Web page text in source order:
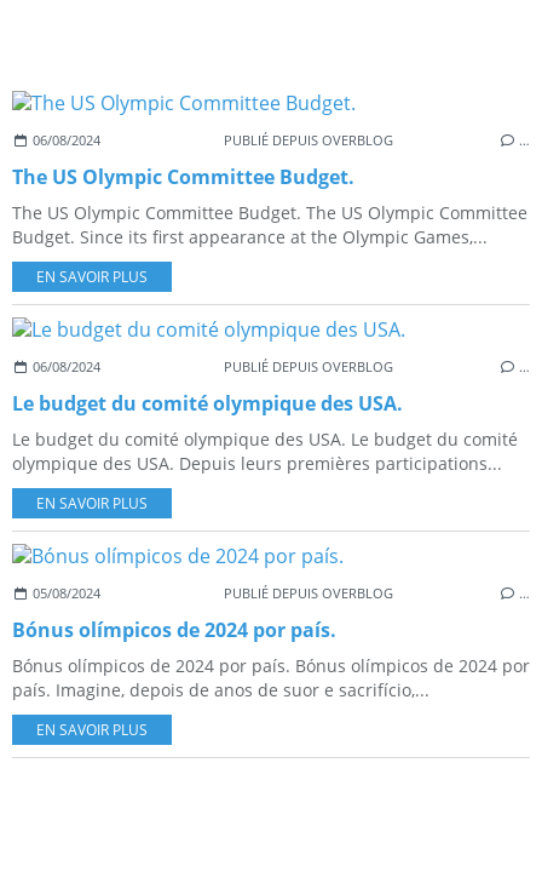
06/08/2024 PUBLIÉ DEPUIS OVERBLOG …
The US Olympic Committee Budget.
The US Olympic Committee Budget. The US Olympic Committee
Budget. Since its first appearance at the Olympic Games,...
EN SAVOIR PLUS
06/08/2024 PUBLIÉ DEPUIS OVERBLOG …
Le budget du comité olympique des USA.
Le budget du comité olympique des USA. Le budget du comité
olympique des USA. Depuis leurs premières participations...
EN SAVOIR PLUS
05/08/2024 PUBLIÉ DEPUIS OVERBLOG …
Bónus olímpicos de 2024 por país.
Bónus olímpicos de 2024 por país. Bónus olímpicos de 2024 por
país. Imagine, depois de anos de suor e sacrifício,...
EN SAVOIR PLUS